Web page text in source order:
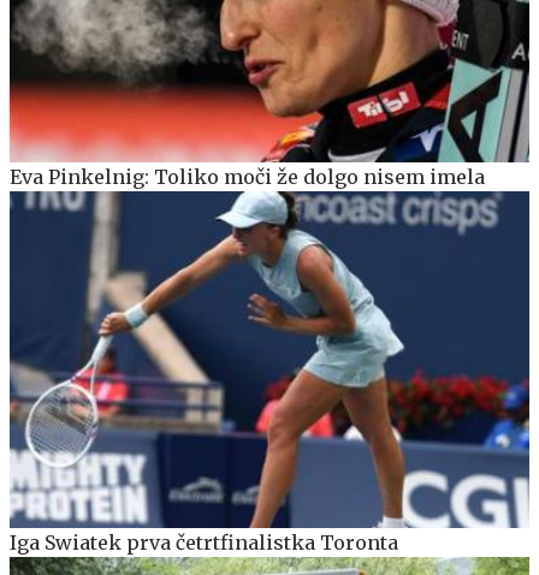
Eva Pinkelnig: Toliko moči že dolgo nisem imela
Iga Swiatek prva četrtfinalistka Toronta